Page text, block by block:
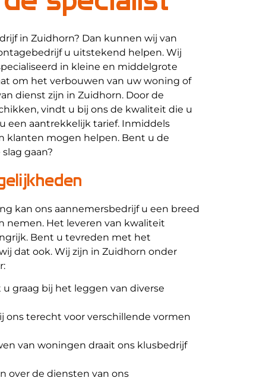
in Zuidhorn? Dan kunnen wij van
u uitstekend helpen. Wij
in kleine en middelgrote
om het verbouwen van uw woning of
dienst zijn in Zuidhorn. Door de
vindt u bij ons de kwaliteit die u
een aantrekkelijk tarief. Inmiddels
klanten mogen helpen. Bent u de
gaan?
kan ons aannemersbedrijf u een breed
Het leveren van kwaliteit
Bent u tevreden met het
dat ook. Wij zijn in Zuidhorn onder
graag bij het leggen van diverse
ons terecht voor verschillende vormen
van woningen draait ons klusbedrijf
over de diensten van ons